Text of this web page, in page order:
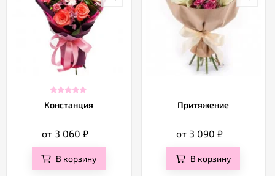
Констанция
от 3 060₽
В корзину
Притяжение
от 3 090₽
В корзину